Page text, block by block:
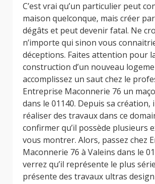
C’est vrai qu’un particulier peut
maison quelconque, mais créer
dégâts et peut devenir fatal. Ne
n’importe qui sinon vous
déceptions. Faites attention pour
construction d’un nouveau
accomplissez un saut chez le
Entreprise Maconnerie 76 un
dans le 01140. Depuis sa création,
réaliser des travaux dans ce
confirmer qu’il possède plusieurs
vous montrer. Alors, passez chez
Maconnerie 76 à Valeins dans le
verrez qu’il représente le plus
présente des travaux ultras